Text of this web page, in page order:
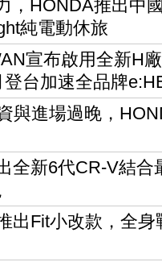
，HONDA推出中
純電動休旅
宣布啟用全新H
台加速全品牌
與進場過晚，
全新6代CR-V結合
出Fit小改款，全